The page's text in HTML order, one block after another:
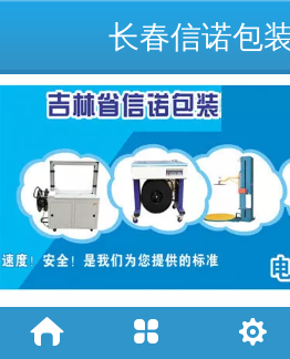
长春信诺包